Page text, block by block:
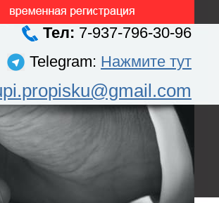
Тел: 7-937-796-30-96
Telegram: Нажмите тут